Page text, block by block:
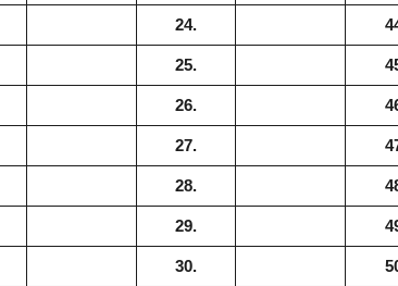
24.
25.
26.
27.
28.
29.
30.